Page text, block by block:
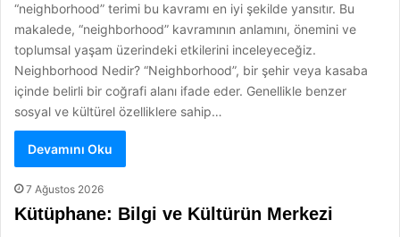
“neighborhood” terimi bu kavramı en iyi şekilde yansıtır. Bu
makalede, “neighborhood” kavramının anlamını, önemini ve
toplumsal yaşam üzerindeki etkilerini inceleyeceğiz.
Neighborhood Nedir? “Neighborhood”, bir şehir veya kasaba
içinde belirli bir coğrafi alanı ifade eder. Genellikle benzer
sosyal ve kültürel özelliklere sahip…
Devamını Oku
7 Ağustos 2026
Kütüphane: Bilgi ve Kültürün Merkezi